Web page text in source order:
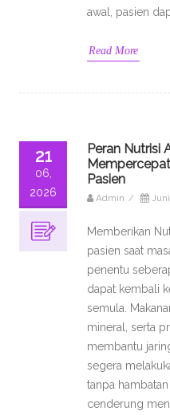
awal, pasien
Read More
21
06,
2026
Peran Nutrisi
Pasien
Admin /
Memberikan
pasien saat
penentu
dapat kembali
semula.
mineral, serta
membantu
segera
tanpa
cenderung